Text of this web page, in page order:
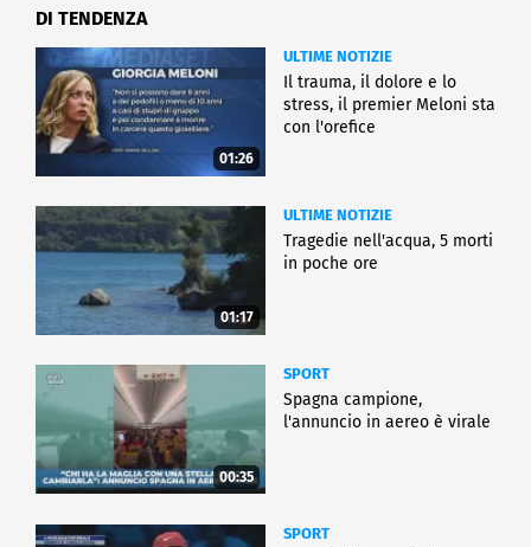
DI TENDENZA
01:26
ULTIME NOTIZIE
Il trauma, il dolore e lo
stress, il premier Meloni sta
con l'orefice
01:17
ULTIME NOTIZIE
Tragedie nell'acqua, 5 morti
in poche ore
00:35
SPORT
Spagna campione,
l'annuncio in aereo è virale
SPORT